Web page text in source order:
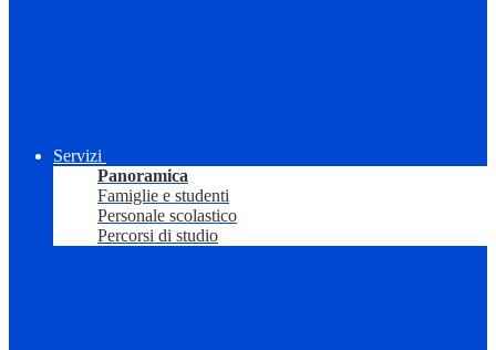
Servizi
Panoramica
Famiglie e studenti
Personale scolastico
Percorsi di studio